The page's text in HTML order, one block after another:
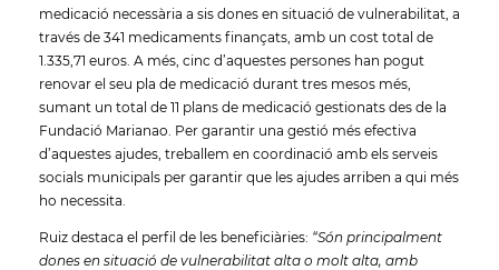
medicació necessària a sis dones en situació de vulnerabilitat, a
través de 341 medicaments finançats, amb un cost total de
1.335,71 euros. A més, cinc d’aquestes persones han pogut
renovar el seu pla de medicació durant tres mesos més,
sumant un total de 11 plans de medicació gestionats des de la
Fundació Marianao. Per garantir una gestió més efectiva
d’aquestes ajudes, treballem en coordinació amb els serveis
socials municipals per garantir que les ajudes arriben a qui més
ho necessita.
Ruiz destaca el perfil de les beneficiàries: “Són principalment
dones en situació de vulnerabilitat alta o molt alta, amb